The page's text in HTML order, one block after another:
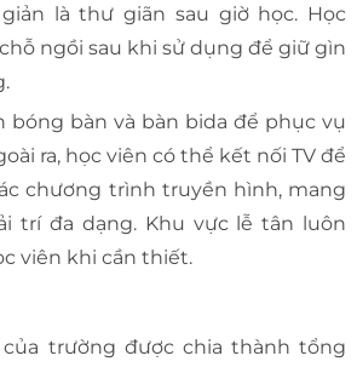
là thư giãn sau giờ học. Học
ngồi sau khi sử dụng để giữ gìn
bóng bàn và bàn bida để phục vụ
ra, học viên có thể kết nối TV để
chương trình truyền hình, mang
trí đa dạng. Khu vực lễ tân luôn
viên khi cần thiết.
trường được chia thành tổng